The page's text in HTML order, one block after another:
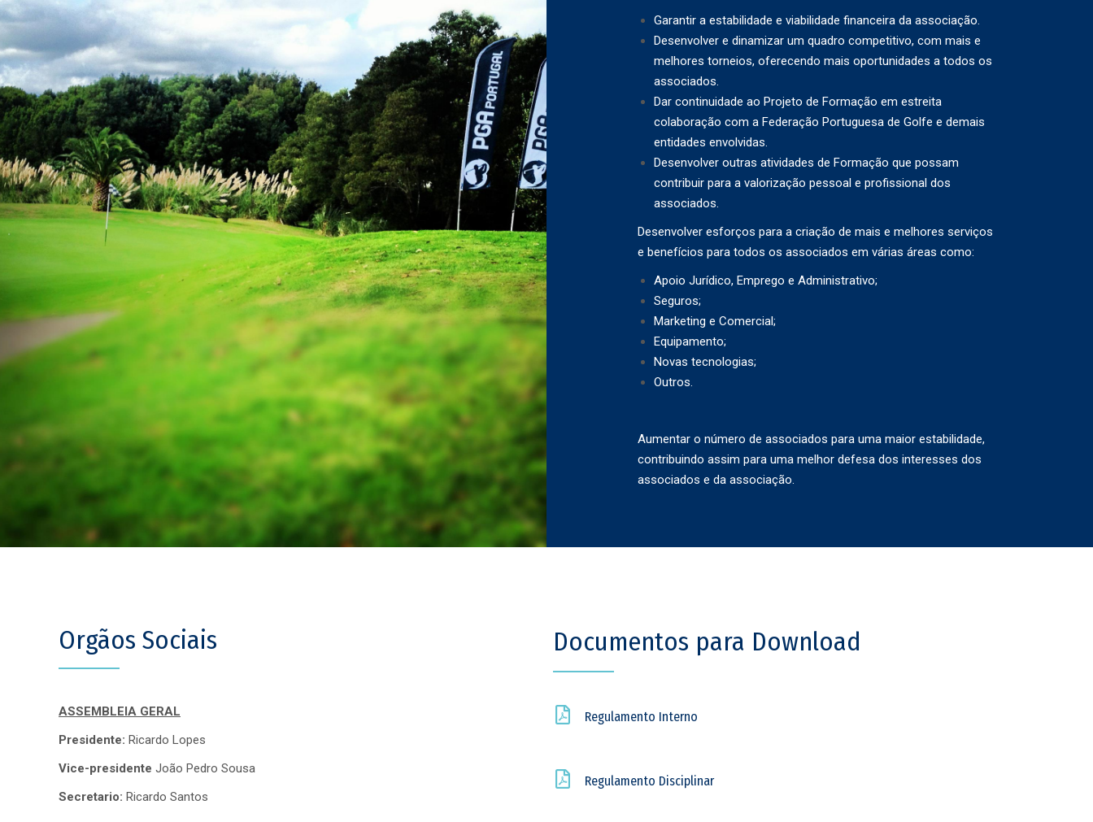
Garantir a estabilidade e viabilidade financeira da associação.
Desenvolver e dinamizar um quadro competitivo, com mais e
melhores torneios, oferecendo mais oportunidades a todos os
associados.
Dar continuidade ao Projeto de Formação em estreita
colaboração com a Federação Portuguesa de Golfe e demais
entidades envolvidas.
Desenvolver outras atividades de Formação que possam
contribuir para a valorização pessoal e profissional dos
associados.
Desenvolver esforços para a criação de mais e melhores serviços
e benefícios para todos os associados em várias áreas como:
Apoio Jurídico, Emprego e Administrativo;
Seguros;
Marketing e Comercial;
Equipamento;
Novas tecnologias;
Outros.
Aumentar o número de associados para uma maior estabilidade,
contribuindo assim para uma melhor defesa dos interesses dos
associados e da associação.
Orgãos Sociais
ASSEMBLEIA GERAL
Presidente: Ricardo Lopes
Vice-presidente João Pedro Sousa
Secretario: Ricardo Santos
Documentos para Download
Regulamento Interno
Regulamento Disciplinar